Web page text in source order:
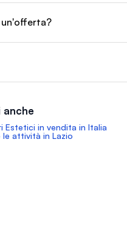
anche
Estetici in vendita in Italia
le attività in Lazio